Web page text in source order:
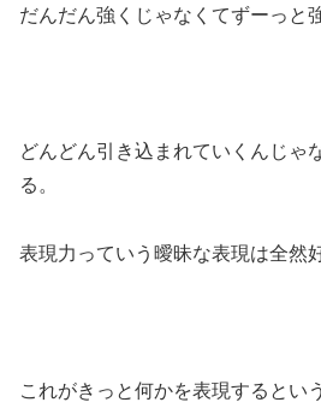
だんだん強くじゃなくてずーっと
どんどん引き込まれていくんじゃ
る。
表現力っていう曖昧な表現は全然
これがきっと何かを表現するとい